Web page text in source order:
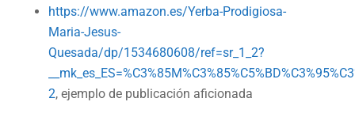
https://www.amazon.es/Yerba-Prodigiosa-
Maria-Jesus-
Quesada/dp/1534680608/ref=sr_1_2?
2, ejemplo de publicación aficionada